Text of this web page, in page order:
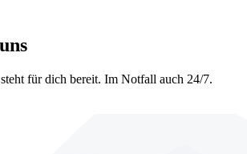
für dich bereit. Im Notfall auch 24/7.